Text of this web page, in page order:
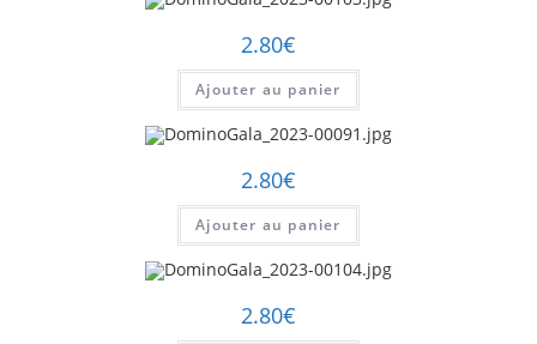
2.80€
Ajouter au panier
2.80€
Ajouter au panier
2.80€